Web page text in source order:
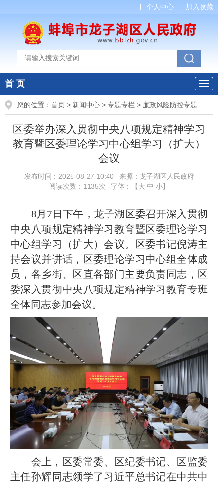
个人中心 加入收藏
首 页
您的位置： 首页 > 新闻中心 > 专题专栏 > 廉政风险防控专题
区委举办深入贯彻中央八项规定精神学习
教育暨区委理论学习中心组学习（扩大）
会议
发布时间： 2025-08-27 10:40 来源： 龙子湖区人民政府
阅读次数： 1135次 字体：【大 中 小】
8月7日下午，龙子湖区委召开深入贯彻
中央八项规定精神学习教育暨区委理论学习
中心组学习（扩大）会议。区委书记倪涛主
持会议并讲话，区委理论学习中心组全体成
员，各乡街、区直各部门主要负责同志，区
委深入贯彻中央八项规定精神学习教育专班
全体同志参加会议。
会上，区委常委、区纪委书记、区监委
主任孙辉同志领学了习近平总书记在中共中